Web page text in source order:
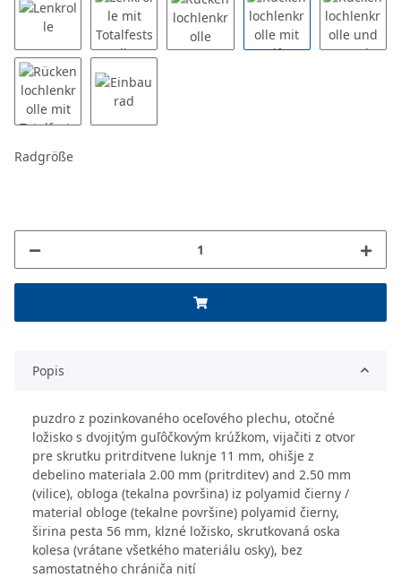
Radgröße
Popis
puzdro z pozinkovaného oceľového plechu, otočné
ložisko s dvojitým guľôčkovým krúžkom, vijačiti z otvor
pre skrutku pritrditvene luknje 11 mm, ohišje z
debelino materiala 2.00 mm (pritrditev) and 2.50 mm
(vilice), obloga (tekalna površina) iz polyamid čierny /
material obloge (tekalne površine) polyamid čierny,
širina pesta 56 mm, klzné ložisko, skrutkovaná oska
kolesa (vrátane všetkého materiálu osky), bez
samostatného chrániča nití